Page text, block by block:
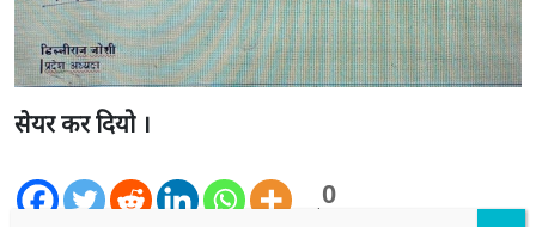
सेयर कर दियो ।
0
Shares